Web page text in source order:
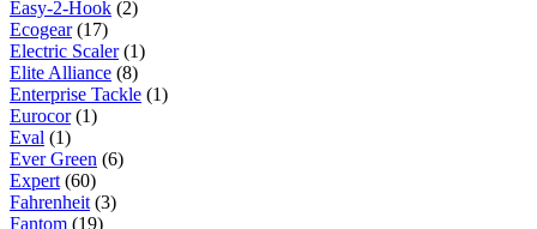
Easy-2-Hook (2)
Ecogear(17)
Electric Scaler(1)
Elite Alliance (8)
Enterprise Tackle (1)
Eurocor(1)
Eval (1)
Ever Green (6)
Expert (60)
Fahrenheit (3)
Fantom (19)